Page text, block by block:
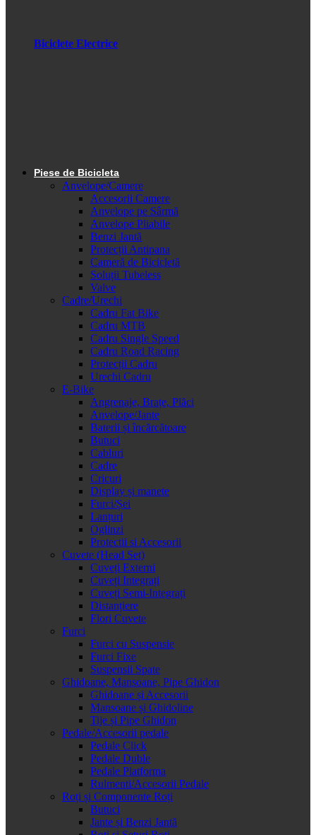
Biciclete Electrice
Piese de Bicicleta
Anvelope/Camere
Accesorii Camere
Anvelope pe Sârmă
Anvelope Pliabile
Benzi Jantă
Protecții Antipana
Cameră de Bicicletă
Soluții Tubeless
Valve
Cadre/Urechi
Cadru Fat Bike
Cadru MTB
Cadru Single Speed
Cadru Road Racing
Protecții Cadru
Urechi Cadru
E-Bike
Angrenaje, Brațe, Plăci
Anvelope/Jante
Baterii și încărcătoare
Butuci
Cabluri
Cadre
Cricuri
Display și manete
Furci/Șei
Lanțuri
Oglinzi
Protectii si Accesorii
Cuvete (Head Set)
Cuveți Externi
Cuveți Integrați
Cuveți Semi-Integrați
Distanțiere
Flori Cuvete
Furci
Furci cu Suspensie
Furci Fixe
Suspensii Spate
Ghidoane, Mansoane, Pipe Ghidon
Ghidoane și Accesorii
Mansoane și Ghidoline
Tije și Pipe Ghidon
Pedale/Accesorii pedale
Pedale Click
Pedale Duble
Pedale Platforma
Rulmenti/Accesorii Pedale
Roți și Componente Roți
Butuci
Jante și Benzi Jantă